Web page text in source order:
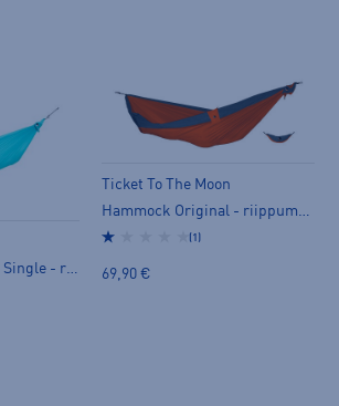
Ticket To The Moon
(1)
69,90 €